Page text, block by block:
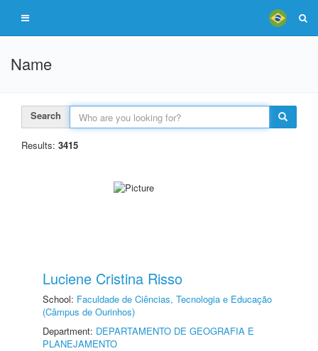
Name
Search
Results: 3415
Luciene Cristina Risso
School: Faculdade de Ciências, Tecnologia e Educação
(Câmpus de Ourinhos)
Department: DEPARTAMENTO DE GEOGRAFIA E
PLANEJAMENTO